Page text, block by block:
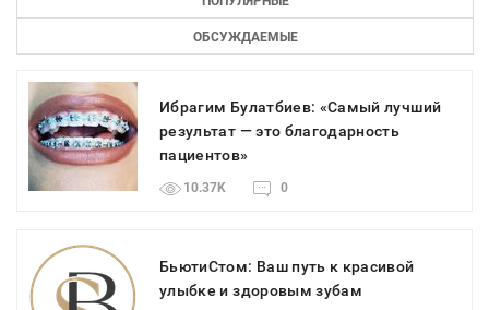
ОБСУЖДАЕМЫЕ
Ибрагим Булатбиев: «Самый лучший
результат — это благодарность
пациентов»
10.37K 0
БьютиСтом: Ваш путь к красивой
улыбке и здоровым зубам